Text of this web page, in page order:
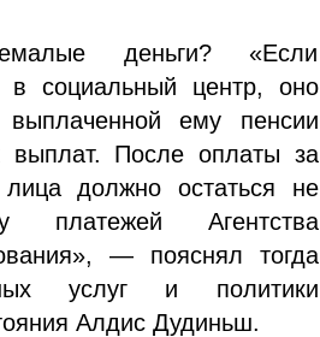
деньги? «Если
в социальный центр, оно
ему пенсии
выплат. После оплаты за
должно остаться не
Агентства
— пояснял тогда
услуг и политики
Алдис Дудиньш.